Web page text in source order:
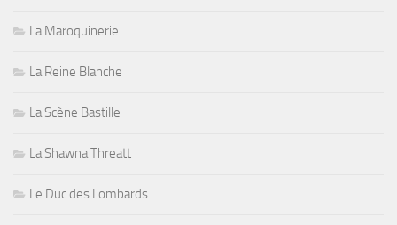
La Maroquinerie
La Reine Blanche
La Scène Bastille
La Shawna Threatt
Le Duc des Lombards